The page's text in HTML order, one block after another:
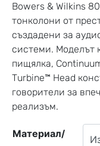
Bowers & Wilkins
тонколони от
създадени за
системи. Моделът
пищялка,
Turbine™ Head
говорители за
реализъм.
Материал/